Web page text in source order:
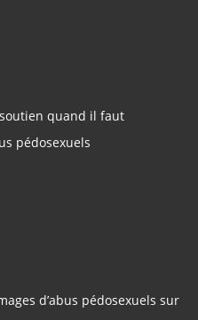
quand il faut
pédosexuels
d’abus pédosexuels sur